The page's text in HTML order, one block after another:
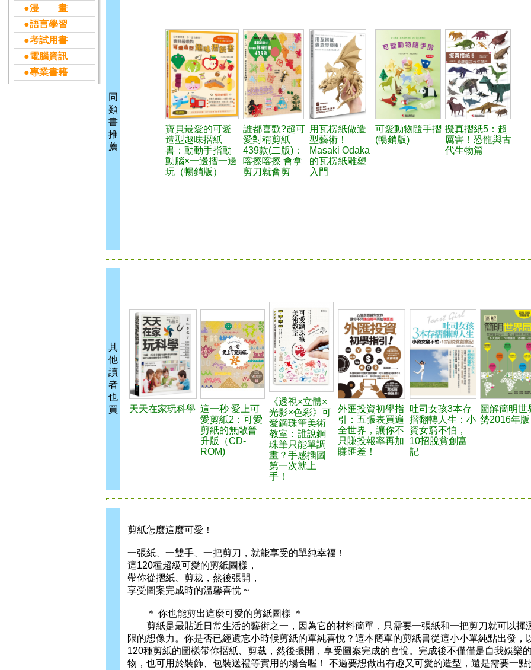
●漫 畫
●語言學習
●考試用書
●電腦資訊
●專業書籍
同
類
書
推
薦
寶貝最愛的可愛
造型趣味摺紙
書：動動手指動
動腦×一邊摺一邊
玩（暢銷版）
誰都喜歡?超可
愛對稱剪紙
439款(二版)：
喀擦喀擦 會拿
剪刀就會剪
用瓦楞紙做造
型藝術！
Masaki Odaka
的瓦楞紙雕塑
入門
可愛動物隨手摺
(暢銷版)
擬真摺紙5：超
厲害！恐龍與古
代生物篇
其
他
讀
者
也
買
天天在家玩科學 這一秒 愛上可
愛剪紙2：可愛
剪紙的無敵晉
升版（CD-
ROM)
《透視×立體×
光影×色彩》可
愛鋼珠筆美術
教室：誰說鋼
珠筆只能單調
畫？手感插圖
第一次就上
手！
外匯投資初學指
引：五張表買遍
全世界，讓你不
只賺投報率再加
賺匯差！
吐司女孩3本存
摺翻轉人生：小
資女窮不怕，
10招脫貧創富
記
圖解簡明世
勢2016年版
剪紙怎麼這麼可愛！
一張紙、一雙手、一把剪刀，就能享受的單純幸福！
這120種超級可愛的剪紙圖樣，
帶你從摺紙、剪裁，然後張開，
享受圖案完成時的溫馨喜悅 ~
＊ 你也能剪出這麼可愛的剪紙圖樣 ＊
剪紙是最貼近日常生活的藝術之一，因為它的材料簡單，只需要一張紙和一把剪刀就可以揮
限的想像力。你是否已經遺忘小時候剪紙的單純喜悅？這本簡單的剪紙書從這小小單純點出發，
120種剪紙的圖樣帶你摺紙、剪裁，然後張開，享受圖案完成的喜悅。完成後不僅僅是自我娛樂
物，也可用於裝飾、包裝送禮等實用的場合喔！ 不過要想做出有趣又可愛的造型，還是需要一點